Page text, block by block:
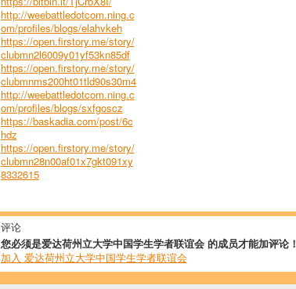
http://weebattledotcom.ning.c
om/profiles/blogs/elahvkeh
https://open.firstory.me/story/
clubmn2l6009y01yf53kn85df
https://open.firstory.me/story/
clubmnms200ht01tld90s30m4
http://weebattledotcom.ning.c
om/profiles/blogs/sxfgoscz
https://baskadia.com/post/6c
hdz
https://open.firstory.me/story/
clubmn28n00af01x7gkt091xy
8332615
评论
您必须是爱达荷州立大学中国学生学者联谊会 的成员才能加评论！
加入 爱达荷州立大学中国学生学者联谊会